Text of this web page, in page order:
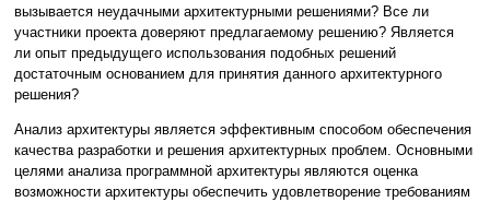
вызывается неудачными архитектурными решениями? Все ли
участники проекта доверяют предлагаемому решению? Является
ли опыт предыдущего использования подобных решений
достаточным основанием для принятия данного архитектурного
решения?
Анализ архитектуры является эффективным способом обеспечения
качества разработки и решения архитектурных проблем. Основными
целями анализа программной архитектуры являются оценка
возможности архитектуры обеспечить удовлетворение требованиям